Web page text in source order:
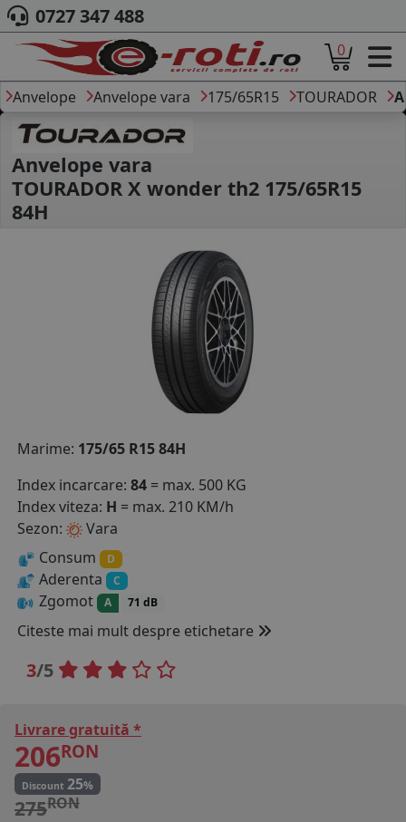
ACASA
DESPRE NOI
ANVELOPE
AUTO
CAMION
MOTO
DIMENSIUNI
PRODUCATORI ANVELOPE
MARCA AUTO
B2B - COLABORARE COMPANII
CONTACT
0727 347 488
0
Anvelope Anvelope vara 175/65R15 TOURADOR
Anvelope vara
TOURADOR X wonder th2 175/65R15
84H
Marime: 175/65 R15 84H
Index incarcare: 84 = max. 500 KG
Index viteza: H = max. 210 KM/h
Sezon:
Vara
Consum
D
Aderenta C
Zgomot A 71 dB
Citeste mai mult despre etichetare
3/5
Livrare gratuită *
206RON
Discount 25%
275RON